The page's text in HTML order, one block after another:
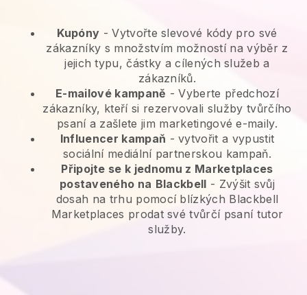
Kupóny - Vytvořte slevové kódy pro své
zákazníky s množstvím možností na výběr z
jejich typu, částky a cílených služeb a
zákazníků.
E-mailové kampaně -Vyberte předchozí
zákazníky, kteří si rezervovali služby tvůrčího
psaní a zašlete jim marketingové e-maily.
Influencer kampaň - vytvořit a vypustit
sociální mediální partnerskou kampaň.
Připojte se k jednomu z Marketplaces
postaveného na Blackbell - Zvýšit svůj
dosah na trhu pomocí blízkých Blackbell
Marketplaces prodat své tvůrčí psaní tutor
služby.